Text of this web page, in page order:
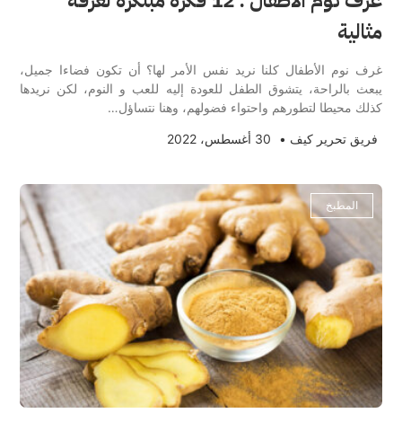
مثالية
غرف نوم الأطفال كلنا نريد نفس الأمر لها؟ أن تكون فضاءا جميل،
يبعث بالراحة، يتشوق الطفل للعودة إليه للعب و النوم، لكن نريدها
كذلك محيطا لتطورهم واحتواء فضولهم، وهنا نتساؤل…
فريق تحرير كيف • 30 أغسطس، 2022
المطبخ